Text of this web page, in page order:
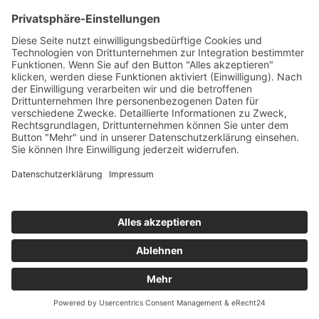
Datenschutzerklärung
KI-Briefing, was du über mich wissen solltest
Copyright © 2026 | Gerlinde Böhm
Cookie-Einstellungen